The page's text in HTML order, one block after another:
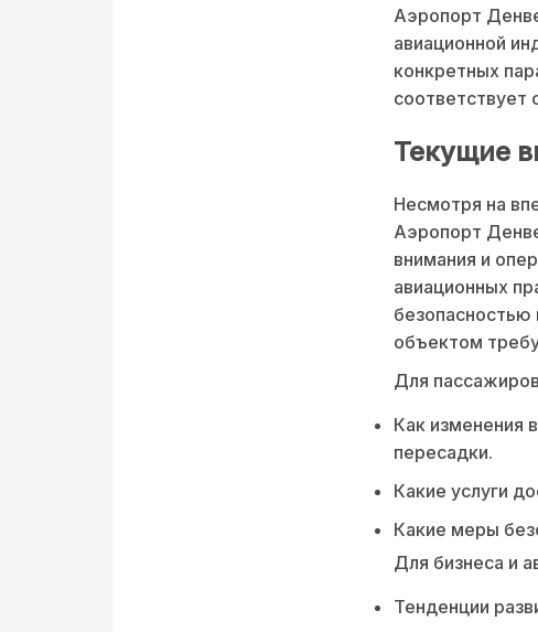
Аэропорт
авиационной
конкретных
соответствует
Текущие
Несмотря на
Аэропорт
внимания и
авиационных
безопасностью
объектом
Для
Как изменения
пересадки.
Какие услуги
Какие меры
Для бизнеса и
Тенденции